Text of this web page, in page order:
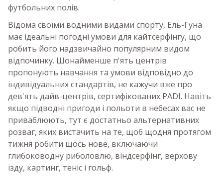
футбольних полів.
Відома своїми водними видами спорту, Ель-Гуна
має ідеальні погодні умови для кайтсерфінгу, що
робить його надзвичайно популярним видом
відпочинку. Щонайменше п'ять центрів
пропонують навчання та умови відповідно до
індивідуальних стандартів, не кажучи вже про
дев'ять дайв-центрів, сертифікованих PADI. Навіть
якщо підводні пригоди і польоти в небесах вас не
приваблюють, тут є достатньо альтернативних
розваг, яких вистачить на те, щоб щодня протягом
тижня робити щось нове, включаючи
глибоководну риболовлю, віндсерфінг, верхову
їзду, картинг, теніс і гольф.